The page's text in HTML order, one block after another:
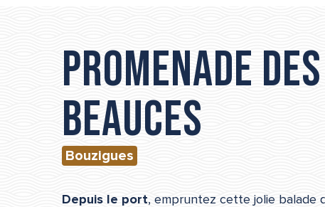
Promenade des
Beauces
Bouzigues
Depuis le port, empruntez cette jolie balade